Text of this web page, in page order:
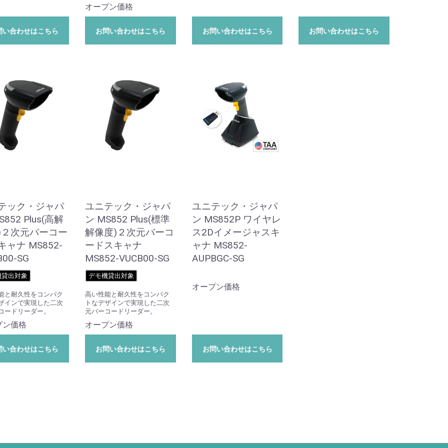
い合わせはこちら
オープン価格
お問い合わせはこちら お問い合わせはこちら お問い合わせはこちら
ック・ジャパ
Plus(高解
次元バーコー
ャナ MS852-
SG
出対象
と耐久性をコンパク
インで実現した二次
ードリーダー。
ン価格
い合わせはこちら
ユニテック・ジャパ
ン MS852 Plus(標準
解像度)２次元バーコ
ードスキャナ
MS852-VUCB00-SG
デモ機貸出対象
高い性能と耐久性をコンパク
トなデザインで実現した二次
元バーコードリーダー。
オープン価格
お問い合わせはこちら
ユニテック・ジャパ
ン MS852P ワイヤレ
ス2Dイメージャスキ
ャナ MS852-
AUPBGC-SG
オープン価格
お問い合わせはこちら